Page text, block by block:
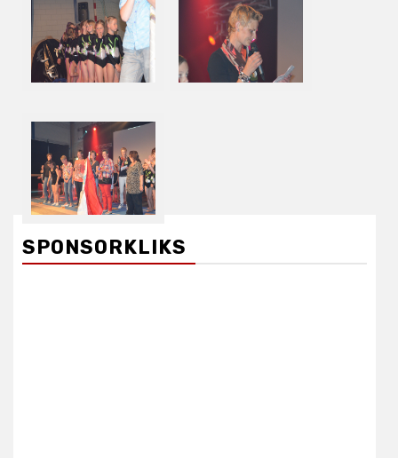
SPONSORKLIKS